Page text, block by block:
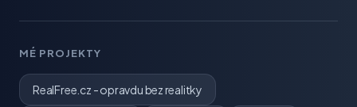
MÉ PROJEKTY
RealFree.cz - opravdu bez realitky